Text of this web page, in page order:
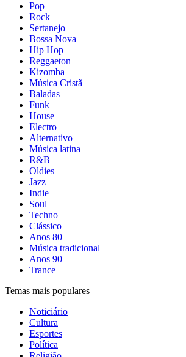
Pop
Rock
Sertanejo
Bossa Nova
Hip Hop
Reggaeton
Kizomba
Música Cristã
Baladas
Funk
House
Electro
Alternativo
Música latina
R&B
Oldies
Jazz
Indie
Soul
Techno
Clássico
Anos 80
Música tradicional
Anos 90
Trance
Temas mais populares
Noticiário
Cultura
Esportes
Política